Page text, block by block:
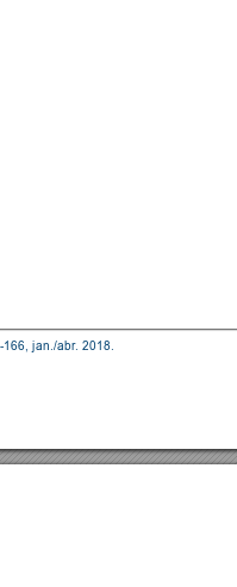
-166, jan./abr. 2018.